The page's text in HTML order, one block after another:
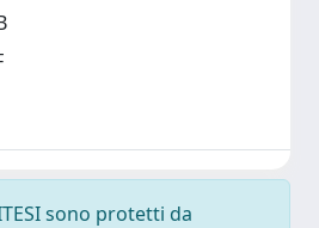
sono protetti da